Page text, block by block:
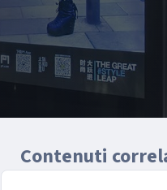
Contenuti